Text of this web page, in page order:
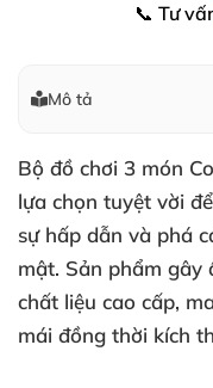
📞 Tư
Mô tả
Bộ đồ chơi 3 món
lựa chọn tuyệt vời
sự hấp dẫn và phá
mật. Sản phẩm gây
chất liệu cao cấp,
mái đồng thời kích